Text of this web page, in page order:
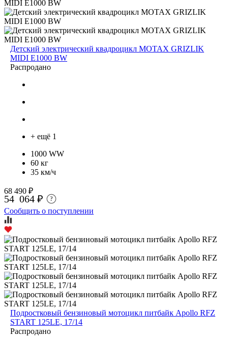
Детский электрический квадроцикл MOTAX GRIZLIK
MIDI E1000 BW
Распродано
+ ещё 1
1000 WW
60 кг
35 км/ч
68 490 ₽
54 064 ₽ ?
Сообщить о поступлении
Подростковый бензиновый мотоцикл питбайк Apollo RFZ
START 125LE, 17/14
Распродано